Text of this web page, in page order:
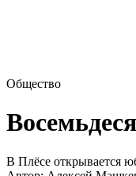
Общество
В Плёсе открывается